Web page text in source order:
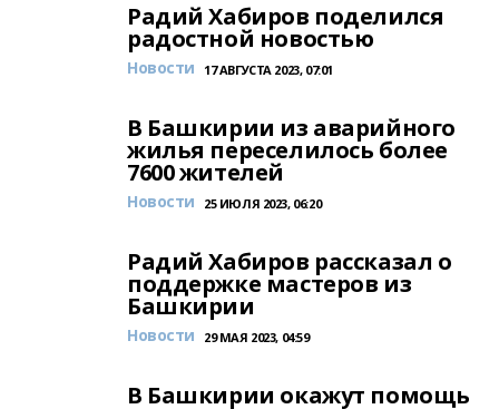
Радий Хабиров поделился
радостной новостью
Новости 17 АВГУСТА 2023, 07:01
В Башкирии из аварийного
жилья переселилось более
7600 жителей
Новости 25 ИЮЛЯ 2023, 06:20
Радий Хабиров рассказал о
поддержке мастеров из
Башкирии
Новости 29 МАЯ 2023, 04:59
В Башкирии окажут помощь